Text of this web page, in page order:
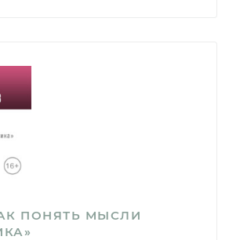
ПОНЯТЬ МЫСЛИ